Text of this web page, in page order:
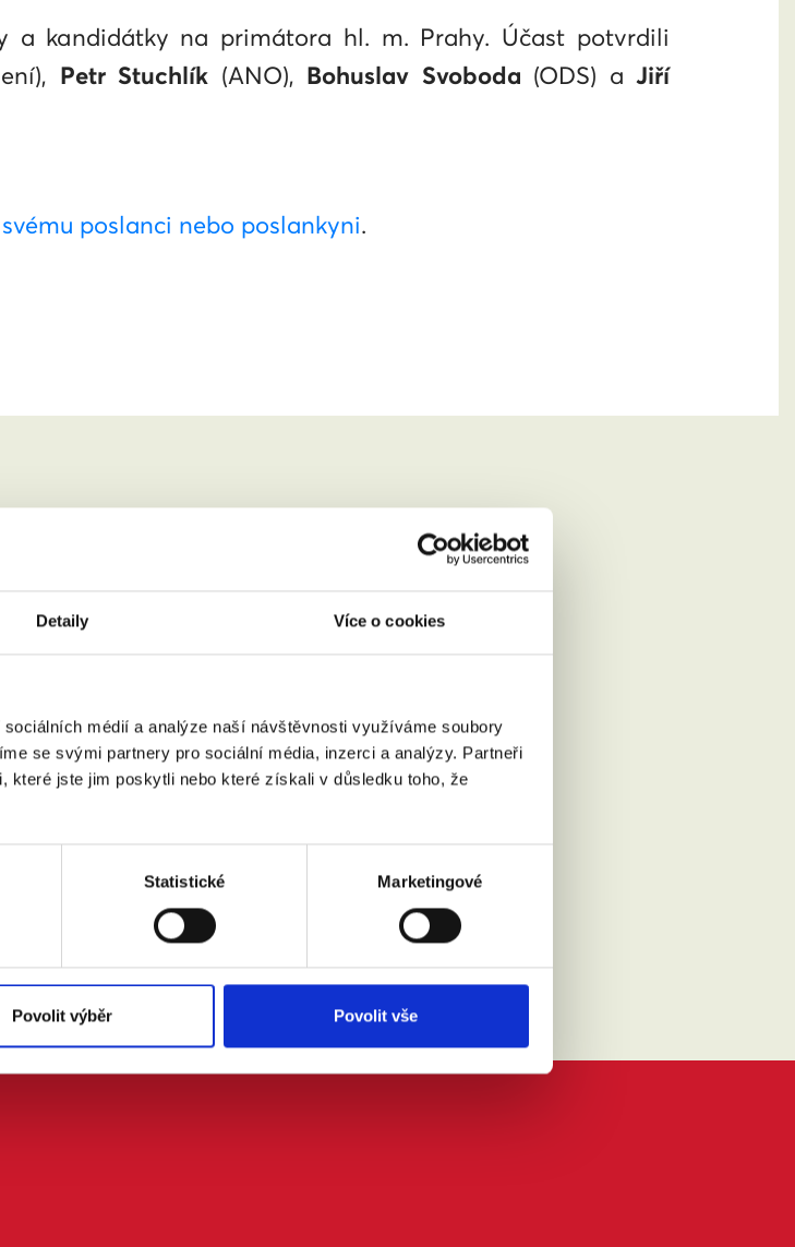
Detaily Více o cookies
médií a analýze naší návštěvnosti využíváme soubory
se svými partnery pro sociální média, inzerci a analýzy. Partneři
které jste jim poskytli nebo které získali v důsledku toho, že
Statistické Marketingové
Povolit výběr Povolit vše
a kandidátky na primátora hl. m. Prahy. Účast potvrdili
Petr Stuchlík (ANO), Bohuslav Svoboda (ODS) aJiří
poslanci nebo poslankyni.
zúčastnit, rezervujte si
údajů podle zákona č. 101/2000 Sb.